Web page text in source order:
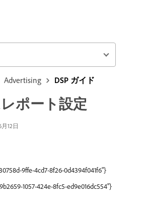
Advertising DSP ガイド
ポート設定
12日
9ffe-4cd7-8f26-0d4394f041f6"}
1057-424e-8fc5-ed9e016dc554"}